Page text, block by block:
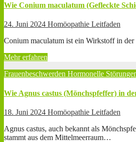
Wie Conium maculatum (Gefleckte
24. Juni 2024 Homöopathie Leitfaden
Conium maculatum ist ein Wirkstoff in
Mehr erfahren
Frauenbeschwerden Hormonelle
Wie Agnus castus (Mönchspfeffer) in
18. Juni 2024 Homöopathie Leitfaden
Agnus castus, auch bekannt als
stammt aus dem Mittelmeerraum…